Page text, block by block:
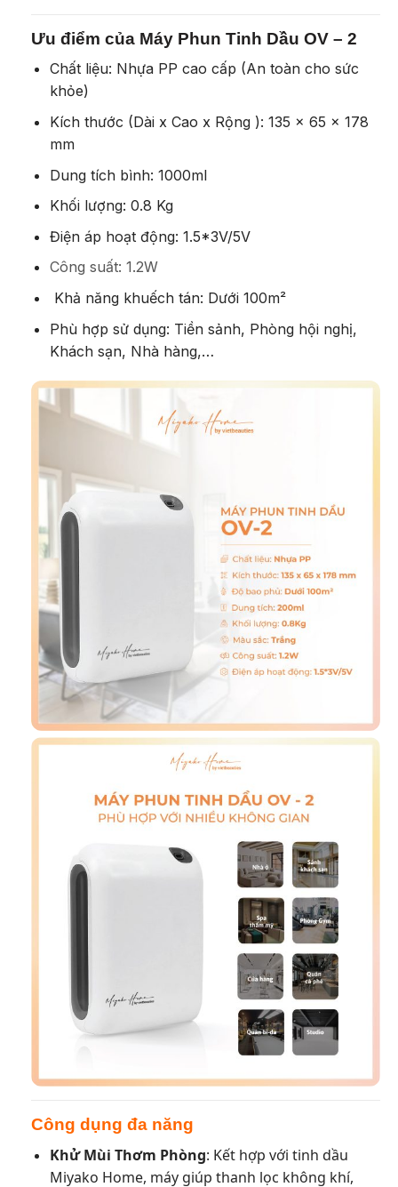
Ưu điểm của Máy Phun Tinh Dầu OV – 2
Chất liệu: Nhựa PP cao cấp (An toàn cho sức
khỏe)
Kích thước (Dài x Cao x Rộng ): 135 x 65 x 178
mm
Dung tích bình: 1000ml
Khối lượng: 0.8 Kg
Điện áp hoạt động: 1.5*3V/5V
Công suất: 1.2W
Khả năng khuếch tán: Dưới 100m²
Phù hợp sử dụng: Tiền sảnh, Phòng hội nghị,
Khách sạn, Nhà hàng,…
Công dụng đa năng
Khử Mùi Thơm Phòng: Kết hợp với tinh dầu
Miyako Home, máy giúp thanh lọc không khí,